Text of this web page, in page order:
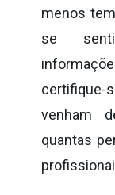
menos
se
venham
quantas